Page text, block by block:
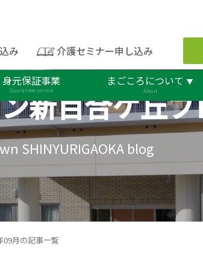
み 介護セミナー申し込み
身元保証事業
Guarantee service
まごころについて
About
新百合ケ丘
SHINYURIGAOKA blog
09月の記事一覧